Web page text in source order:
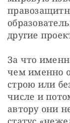
другие
За что
чем именно
строю или
числе и
автору они